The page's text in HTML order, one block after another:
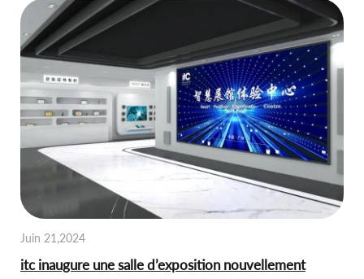
Juin 21,2024
itc inaugure une salle d’exposition nouvellement